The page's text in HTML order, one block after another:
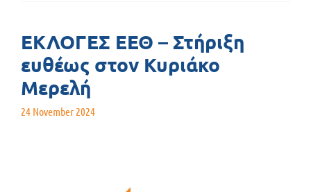
ΕΚΛΟΓΕΣ ΕΕΘ – Στήριξη
ευθέως στον Κυριάκο
Μερελή
24 November 2024